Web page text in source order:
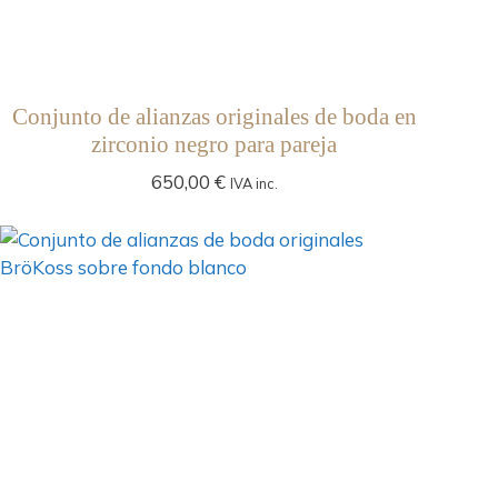
Conjunto de alianzas originales de boda en
zirconio negro para pareja
650,00 € IVA inc.